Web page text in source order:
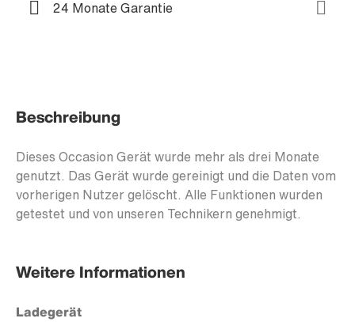
24 Monate Garantie
Beschreibung
Dieses Occasion Gerät wurde mehr als drei Monate
genutzt. Das Gerät wurde gereinigt und die Daten vom
vorherigen Nutzer gelöscht. Alle Funktionen wurden
getestet und von unseren Technikern genehmigt.
Weitere Informationen
Ladegerät